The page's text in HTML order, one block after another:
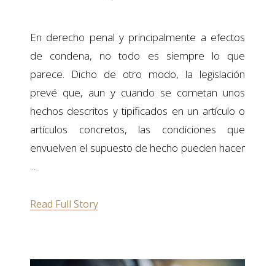
En derecho penal y principalmente a efectos
de condena, no todo es siempre lo que
parece. Dicho de otro modo, la legislación
prevé que, aun y cuando se cometan unos
hechos descritos y tipificados en un artículo o
artículos concretos, las condiciones que
envuelven el supuesto de hecho pueden hacer
Read Full Story